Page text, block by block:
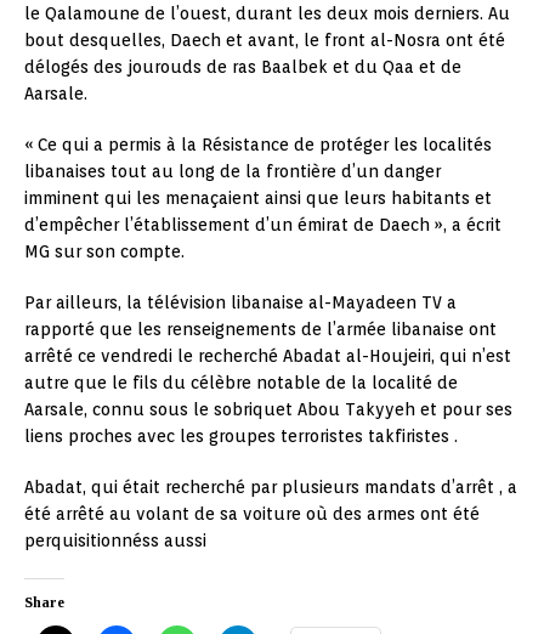
le Qalamoune de l’ouest, durant les deux mois derniers. Au
bout desquelles, Daech et avant, le front al-Nosra ont été
délogés des jourouds de ras Baalbek et du Qaa et de
Aarsale.
« Ce qui a permis à la Résistance de protéger les localités
libanaises tout au long de la frontière d’un danger
imminent qui les menaçaient ainsi que leurs habitants et
d’empêcher l’établissement d’un émirat de Daech », a écrit
MG sur son compte.
Par ailleurs, la télévision libanaise al-Mayadeen TV a
rapporté que les renseignements de l’armée libanaise ont
arrêté ce vendredi le recherché Abadat al-Houjeiri, qui n’est
autre que le fils du célèbre notable de la localité de
Aarsale, connu sous le sobriquet Abou Takyyeh et pour ses
liens proches avec les groupes terroristes takfiristes .
Abadat, qui était recherché par plusieurs mandats d’arrêt , a
été arrêté au volant de sa voiture où des armes ont été
perquisitionnéss aussi
Share